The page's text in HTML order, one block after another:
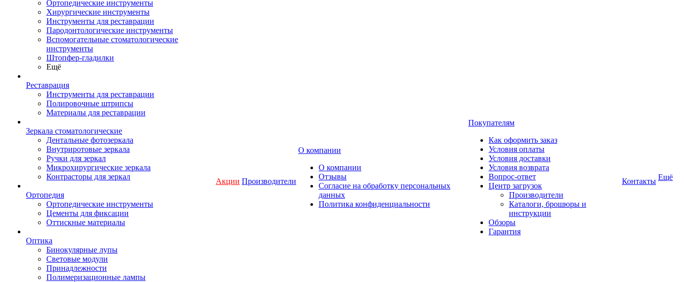
Ортопедические инструменты
Хирургические инструменты
Инструменты для реставрации
Пародонтологические инструменты
Вспомогательные стоматологические
инструменты
Штопфер-гладилки
Ещё
Реставрация
Инструменты для реставрации
Полировочные штрипсы
Материалы для реставрации
Зеркала стоматологические
Дентальные фотозеркала
Внутриротовые зеркала
Ручки для зеркал
Микрохирургические зеркала
Контрасторы для зеркал
Ортопедия
Ортопедические инструменты
Цементы для фиксации
Оттискные материалы
Оптика
Бинокулярные лупы
Световые модули
Принадлежности
Полимеризационные лампы
Акции Производители
О компании
О компании
Отзывы
Согласие на обработку персональных
данных
Политика конфиденциальности
Покупателям
Как оформить заказ
Условия оплаты
Условия доставки
Условия возврата
Вопрос-ответ
Центр загрузок
Производители
Каталоги, брошюры и
инструкции
Обзоры
Гарантия
Контакты Ещё